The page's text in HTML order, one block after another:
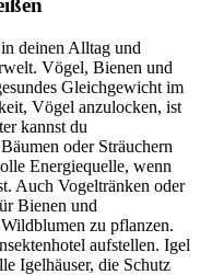
deinen Alltag und
Vögel, Bienen und
Gleichgewicht im
Vögel anzulocken, ist
kannst du
oder Sträuchern
Energiequelle, wenn
Auch Vogeltränken oder
Bienen und
zu pflanzen.
aufstellen. Igel
Igelhäuser, die Schutz